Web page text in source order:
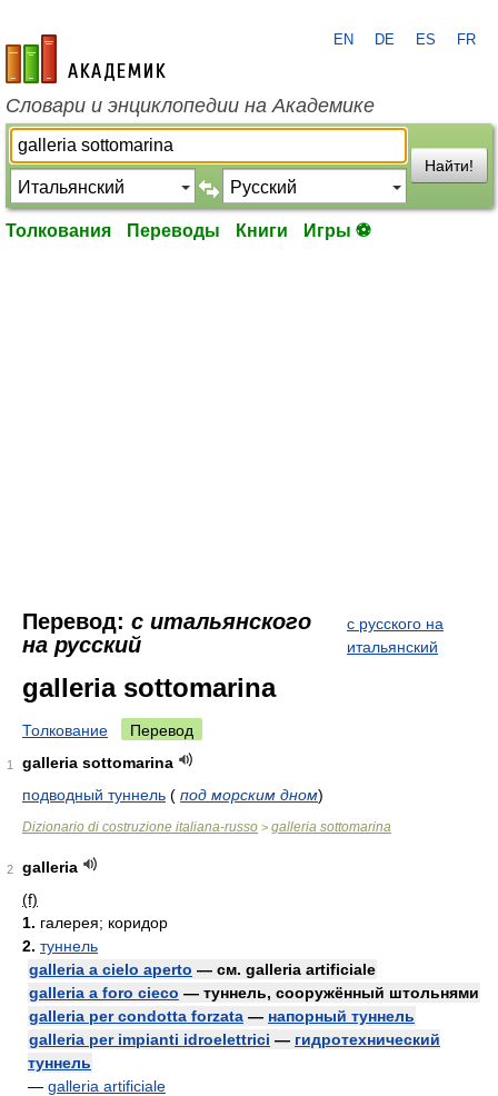
academic.ru
EN DE ES FR
Словари и энциклопедии на Академике
Найти!
Толкования Переводы Книги Игры ⚽
Перевод: с итальянского
на русский
с русского на
итальянский
galleria sottomarina
Толкование Перевод
1
galleria sottomarina
подводный туннель ( под морским дном)
Dizionario di costruzione italiana-russo > galleria sottomarina
2
galleria
(f)
1. галерея; коридор
2. туннель
galleria a cielo aperto — см. galleria artificiale
galleria a foro cieco — туннель, сооружённый штольнями
galleria per condotta forzata — напорный туннель
galleria per impianti idroelettrici — гидротехнический
туннель
— galleria artificiale